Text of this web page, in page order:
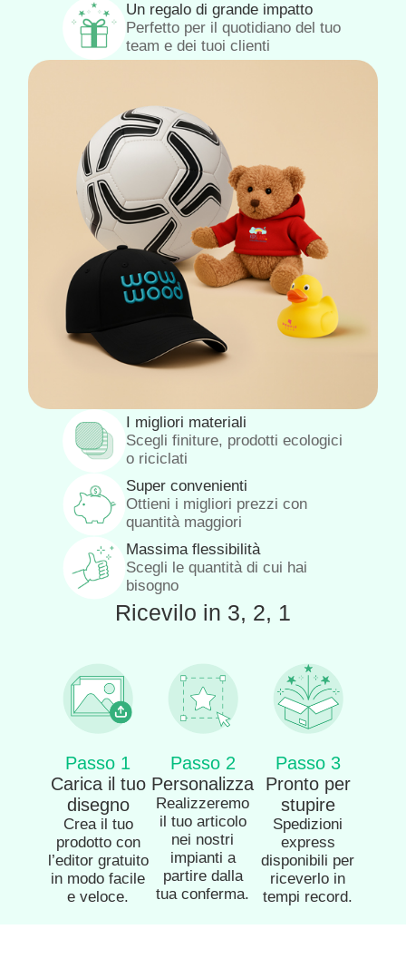
Un regalo di grande impatto
Perfetto per il quotidiano del tuo
team e dei tuoi clienti
I migliori materiali
Scegli finiture, prodotti ecologici
o riciclati
Super convenienti
Ottieni i migliori prezzi con
quantità maggiori
Massima flessibilità
Scegli le quantità di cui hai
bisogno
Ricevilo in 3, 2, 1
Passo 1
Carica il tuo
disegno
Crea il tuo
prodotto con
l’editor gratuito
in modo facile
e veloce.
Passo 2
Personalizza
Realizzeremo
il tuo articolo
nei nostri
impianti a
partire dalla
tua conferma.
Passo 3
Pronto per
stupire
Spedizioni
express
disponibili per
riceverlo in
tempi record.